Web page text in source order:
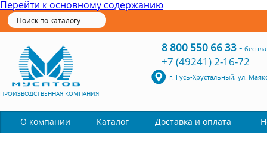
Перейти к основному содержанию
ПРОИЗВОДСТВЕННАЯ КОМПАНИЯ
8 800 550 66 33-
+7 (49241) 2-16-72
г. Гусь-Хрустальный, ул.
О компании Каталог Доставка и оплата